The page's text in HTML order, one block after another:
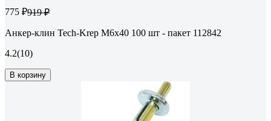
775 ₽919 ₽
Анкер-клин Tech-Krep М6х40 100 шт - пакет 112842
4.2(10)
В корзину